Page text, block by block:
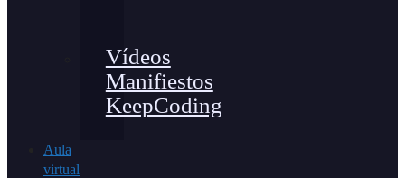
Vídeos
Manifiestos
KeepCoding
Aula
virtual